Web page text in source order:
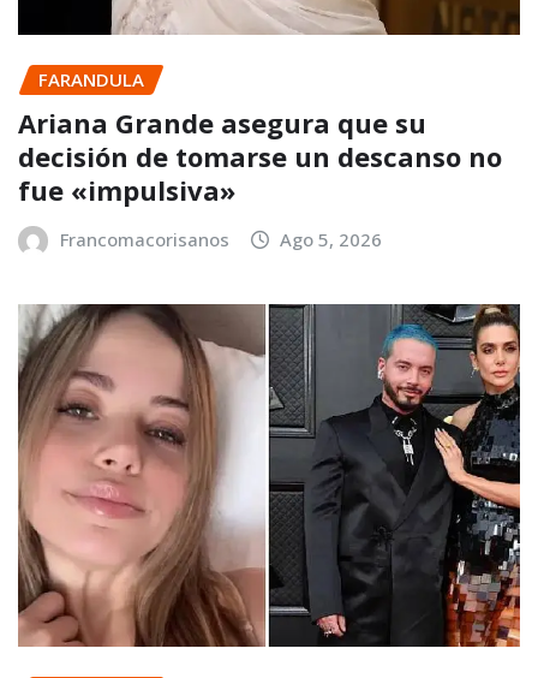
FARANDULA
Ariana Grande asegura que su
decisión de tomarse un descanso no
fue «impulsiva»
Francomacorisanos Ago 5, 2026